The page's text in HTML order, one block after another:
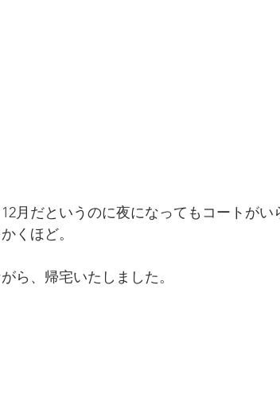
月だというのに夜になってもコートがい
くほど。
ら、帰宅いたしました。